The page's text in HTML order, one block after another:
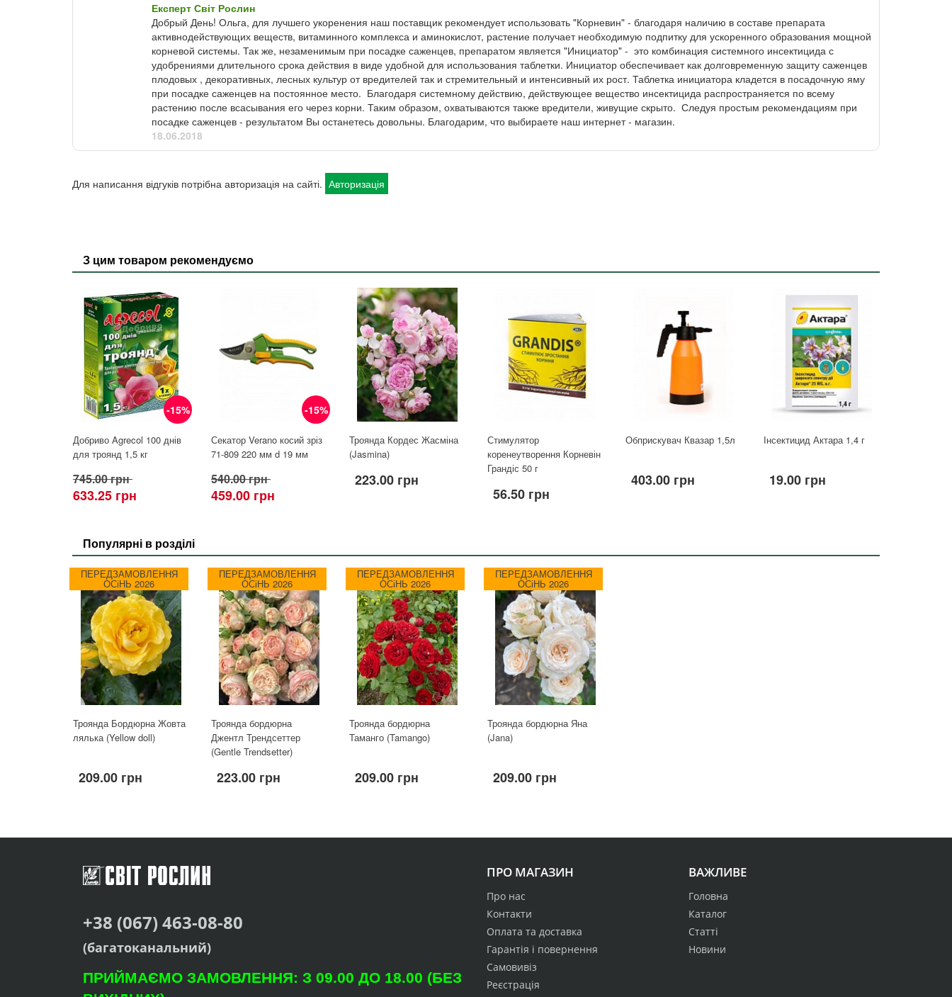
Експерт Світ Рослин
Добрый День! Ольга, для лучшего укоренения наш поставщик рекомендует использовать "Корневин" - благодаря наличию в составе препарата
активнодействующих веществ, витаминного комплекса и аминокислот, растение получает необходимую подпитку для ускоренного образования мощной
корневой системы. Так же, незаменимым при посадке саженцев, препаратом является "Инициатор" - это комбинация системного инсектицида с
удобрениями длительного срока действия в виде удобной для использования таблетки. Инициатор обеспечивает как долговременную защиту саженцев
плодовых , декоративных, лесных культур от вредителей так и стремительный и интенсивный их рост. Таблетка инициатора кладется в посадочную яму
при посадке саженцев на постоянное место. Благодаря системному действию, действующее вещество инсектицида распространяется по всему
растению после всасывания его через корни. Таким образом, охватываются также вредители, живущие скрыто. Следуя простым рекомендациям при
посадке саженцев - результатом Вы останетесь довольны. Благодарим, что выбираете наш интернет - магазин.
18.06.2018
Для написання відгуків потрібна авторизація на сайті. Авторизація
З цим товаром рекомендуємо
-15%
Добриво Agrecol 100 днів
для троянд 1,5 кг
745.00 грн
633.25 грн
-15%
Секатор Verano косий зріз
71-809 220 мм d 19 мм
540.00 грн
459.00 грн
Троянда Кордес Жасміна
(Jasmina)
223.00 грн
Стимулятор
коренеутворення Корневін
Грандіс 50 г
56.50 грн
Обприскувач Квазар 1,5л
403.00 грн
Інсектицид Актара 1,4 г
19.00 грн
Популярні в розділі
ПЕРЕДЗАМОВЛЕННЯ
ОСіНЬ 2026
Троянда Бордюрна Жовта
лялька (Yellow doll)
209.00 грн
ПЕРЕДЗАМОВЛЕННЯ
ОСіНЬ 2026
Троянда бордюрна
Джентл Трендсеттер
(Gentle Trendsetter)
223.00 грн
ПЕРЕДЗАМОВЛЕННЯ
ОСіНЬ 2026
Троянда бордюрна
Таманго (Tamango)
209.00 грн
ПЕРЕДЗАМОВЛЕННЯ
ОСіНЬ 2026
Троянда бордюрна Яна
(Jana)
209.00 грн
ПРО МАГАЗИН
Про нас
Контакти
Оплата та доставка
Гарантія і повернення
Самовивіз
Реєстрація
ВАЖЛИВЕ
Головна
Каталог
Статті
Новини
+38 (067) 463-08-80
(багатоканальний)
ПРИЙМАЄМО ЗАМОВЛЕННЯ: З 09.00 ДО 18.00 (БЕЗ